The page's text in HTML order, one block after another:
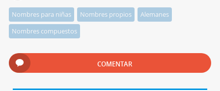
Nombres para niñas Nombres propios
Alemanes
Nombres compuestos
COMENTAR